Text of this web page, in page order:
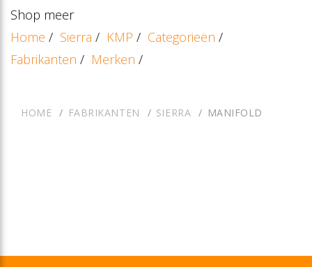
Shop meer
Home / Sierra / KMP / Categorieën /
Fabrikanten / Merken /
HOME FABRIKANTEN SIERRA MANIFOLD